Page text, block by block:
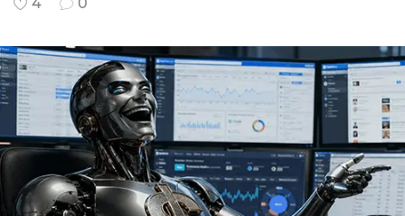
MIN: $20
10
Подробнее
CPL, СPI, SO
4
0